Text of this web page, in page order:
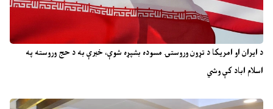
د ایران او امریکا د تړون وروستۍ مسوده بشپړه شوې، خبرې به د حج وروسته په
اسلام اباد کې وشي